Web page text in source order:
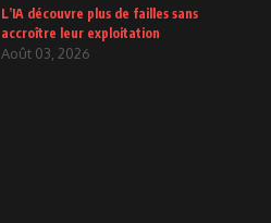
L’IA découvre plus de failles sans
accroître leur exploitation
Août 03, 2026